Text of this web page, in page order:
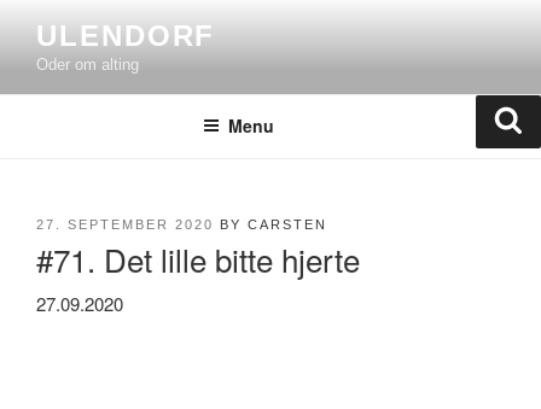
content
ULENDORF
Oder om alting
Menu
POSTED
27. SEPTEMBER 2020 BY CARSTEN
#71. Det lille bitte hjerte
27.09.2020